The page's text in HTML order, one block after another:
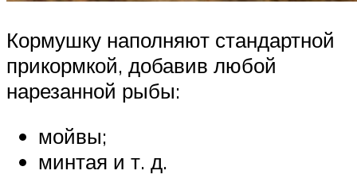
Кормушку наполняют стандартной
прикормкой, добавив любой
нарезанной рыбы:
мойвы;
минтая и т. д.